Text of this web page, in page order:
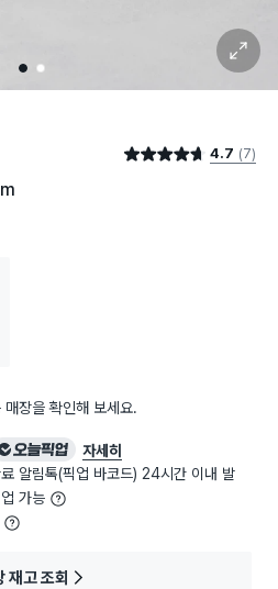
1 2
확대 보기
별점 4.7점 4.7 (7)
매장을 확인해 보세요.
늘픽업
자세히
알림톡(픽업 바코드) 24시간 이내 발
가능
재고 조회